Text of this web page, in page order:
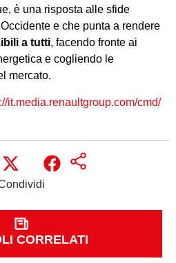
è una risposta alle sfide
e che punta a rendere
a tutti, facendo fronte ai
e cogliendo le
mercato.
it.media.renaultgroup.com/cmd/
CORRELATI